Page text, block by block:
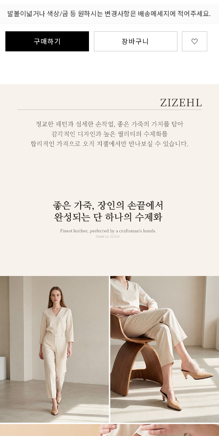
발볼이넓거나 색상/굽 등 원하시는 변경사항은 배송메세지에 적어주세요.
구매하기 장바구니 ♡